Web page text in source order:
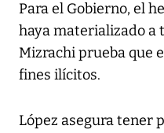
Para el Gobierno, el
haya materializado a
Mizrachi prueba que
fines ilícitos.
López asegura tener